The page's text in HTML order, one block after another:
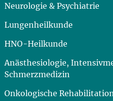
Neurologie & Psychiatrie
Lungenheilkunde
HNO-Heilkunde
Anästhesiologie,
Schmerzmedizin
Onkologische